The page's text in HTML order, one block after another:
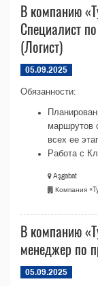
В компанию
Специалист
(Логист)
05.09.2025
Обязанности:
маршрутов
всех ее
Работа с
Aşgabat
Компания
В компанию
менеджер по
05.09.2025